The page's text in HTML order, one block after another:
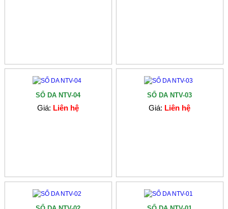
SỔ DA NTV-04
Giá: Liên hệ
SỔ DA NTV-03
Giá: Liên hệ